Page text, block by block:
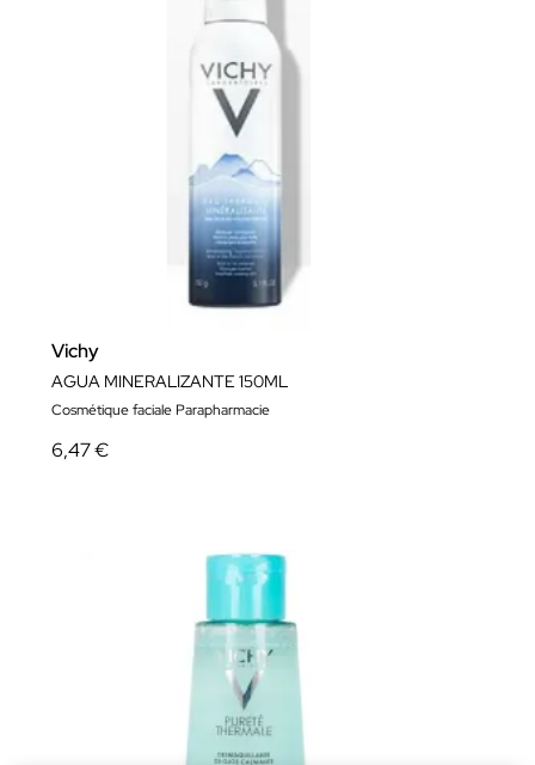
Vichy
AGUA MINERALIZANTE 150ML
Cosmétique faciale Parapharmacie
6,47 €